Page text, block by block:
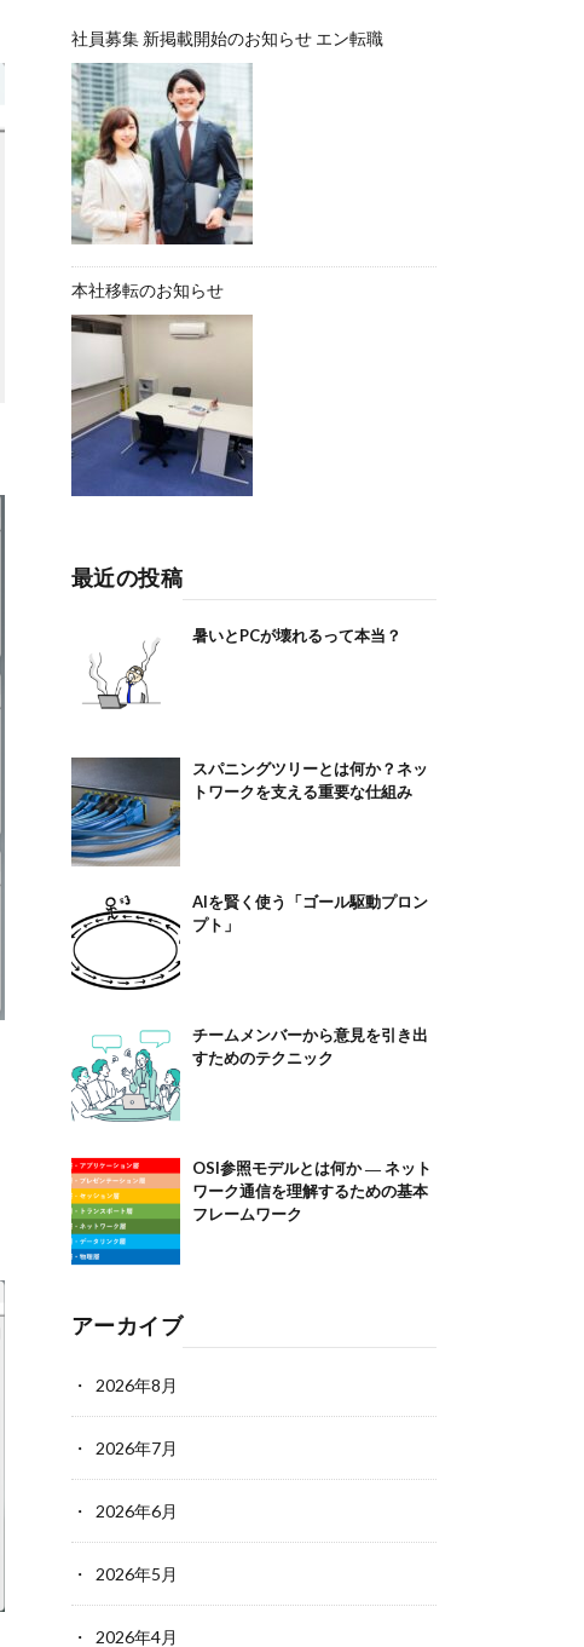
社員募集 新掲載開始のお知らせ エン転職
本社移転のお知らせ
最近の投稿
暑いとPCが壊れるって本当？
スパニングツリーとは何か？ネッ
トワークを支える重要な仕組み
AIを賢く使う「ゴール駆動プロン
プト」
チームメンバーから意見を引き出
すためのテクニック
OSI参照モデルとは何か ― ネット
ワーク通信を理解するための基本
フレームワーク
アーカイブ
2026年8月
2026年7月
2026年6月
2026年5月
2026年4月